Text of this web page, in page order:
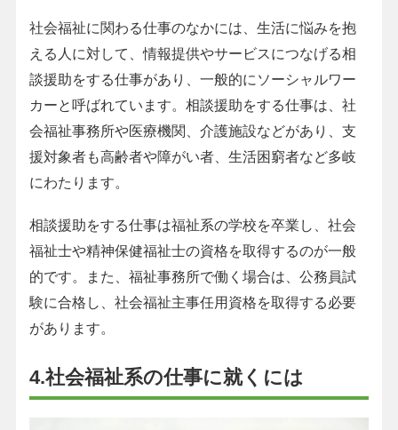
社会福祉に関わる仕事のなかには、生活に悩みを抱
える人に対して、情報提供やサービスにつなげる相
談援助をする仕事があり、一般的にソーシャルワー
カーと呼ばれています。相談援助をする仕事は、社
会福祉事務所や医療機関、介護施設などがあり、支
援対象者も高齢者や障がい者、生活困窮者など多岐
にわたります。
相談援助をする仕事は福祉系の学校を卒業し、社会
福祉士や精神保健福祉士の資格を取得するのが一般
的です。また、福祉事務所で働く場合は、公務員試
験に合格し、社会福祉主事任用資格を取得する必要
があります。
4.社会福祉系の仕事に就くには